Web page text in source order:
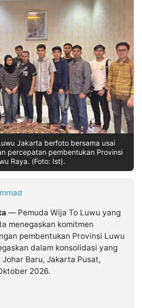
Jakarta berfoto bersama usai
percepatan pembentukan Provinsi
Raya. (Foto: Ist).
— Pemuda Wija To Luwu yang
menegaskan komitmen
pembentukan Provinsi Luwu
dalam konsolidasi yang
Baru, Jakarta Pusat,
2026.